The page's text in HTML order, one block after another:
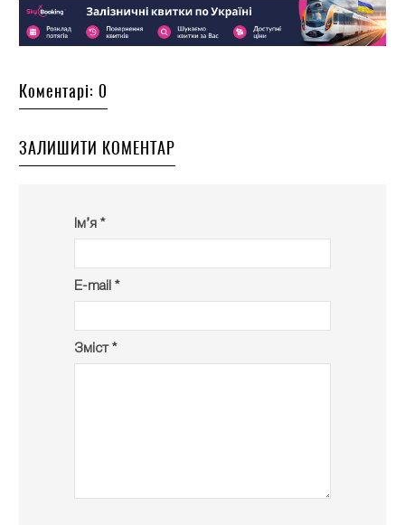
Коментарі: 0
ЗАЛИШИТИ КОМЕНТАР
Ім’я *
E-mail *
Зміст *